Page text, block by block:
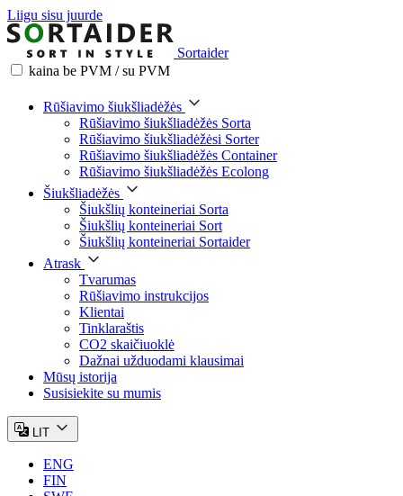
Liigu sisu juurde
Sortaider
kaina be PVM / su PVM
Rūšiavimo šiukšliadėžės
Rūšiavimo šiukšliadėžės Sorta
Rūšiavimo šiukšliadėžėsi Sorter
Rūšiavimo šiukšliadėžės Container
Rūšiavimo šiukšliadėžės Ecolong
Šiukšliadėžės
Šiukšlių konteineriai Sorta
Šiukšlių konteineriai Sort
Šiukšlių konteineriai Sortaider
Atrask
Tvarumas
Rūšiavimo instrukcijos
Klientai
Tinklaraštis
CO2 skaičiuoklė
Dažnai užduodami klausimai
Mūsų istorija
Susisiekite su mumis
LIT
ENG
FIN